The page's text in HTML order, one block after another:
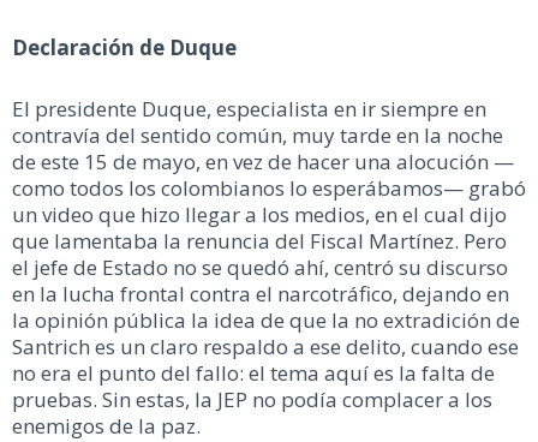
Declaración de Duque
El presidente Duque, especialista en ir siempre en
contravía del sentido común, muy tarde en la noche
de este 15 de mayo, en vez de hacer una alocución —
como todos los colombianos lo esperábamos— grabó
un video que hizo llegar a los medios, en el cual dijo
que lamentaba la renuncia del Fiscal Martínez. Pero
el jefe de Estado no se quedó ahí, centró su discurso
en la lucha frontal contra el narcotráfico, dejando en
la opinión pública la idea de que la no extradición de
Santrich es un claro respaldo a ese delito, cuando ese
no era el punto del fallo: el tema aquí es la falta de
pruebas. Sin estas, la JEP no podía complacer a los
enemigos de la paz.